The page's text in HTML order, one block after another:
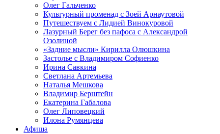
Олег Гальченко
Культурный променад с Зоей Арнаутовой
Путешествуем с Лидией Винокуровой
Лазурный Берег без пафоса с Александрой
Озолиной
«Задние мысли» Кирилла Олюшкина
Застолье с Владимиром Софиенко
Ирина Савкина
Светлана Артемьева
Наталья Мешкова
Владимир Берштейн
Екатерина Габалова
Олег Липовецкий
Илона Румянцева
Афиша